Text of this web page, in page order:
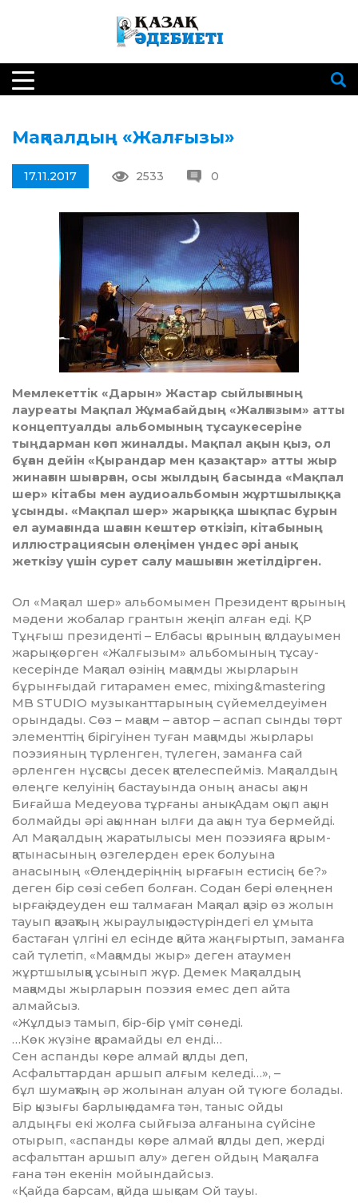
Мақпалдың «Жалғызы»
17.11.2017 2533 0
Мемлекеттік «Дарын» Жастар сыйлығының
лауреаты Мақпал Жұмабайдың «Жалғызым» атты
концептуалды альбомының тұсаукесеріне
тыңдарман көп жиналды. Мақпал ақын қыз, ол
бұған дейін «Қырандар мен қазақтар» атты жыр
жинағын шығарған, осы жылдың басында «Мақпал
шер» кітабы мен аудиоальбомын жұртшылыққа
ұсынды. «Мақпал шер» жарыққа шықпас бұрын
ел аумағында шағын кештер өткізіп, кітабының
иллюстрациясын өлеңімен үндес әрі анық
жеткізу үшін сурет салу машығын жетілдірген.
Ол «Мақпал шер» альбомымен Президент қорының
мәдени жобалар грантын жеңіп алған еді. ҚР
Тұңғыш президенті – Елбасы қорының қолдауымен
жарық көрген «Жалғызым» альбомының тұсау­
кесе­рінде Мақпал өзінің мақамды жырларын
бұрынғыдай гитарамен емес, mixing&mastering
MB STUDIO музыкант­та­рының сүйемелдеуімен
орындады. Сөз – мақам – автор – аспап сынды төрт
эле­менттің бірігуінен туған мақамды жырлары
поэзияның түрленген, түлеген, заманға сай
әрленген нұсқасы десек қателеспейміз. Мақпалдың
өлеңге келуінің бастауында оның анасы ақын
Биғайша Медеуова тұр­ғаны анық. Адам оқып ақын
болмайды әрі ақыннан ылғи да ақын туа бермейді.
Ал Мақпалдың жаратылысы мен поэзияға қа­рым-
қатынасының өзгелерден ерек бо­луы­на
анасының «Өлеңдеріңнің ырғағын ес­ти­сің бе?»
деген бір сөзі себеп болған. Содан бері өлеңнен
ырғақ іздеуден еш тал­маған Мақпал қазір өз жолын
тауып қа­зақ­тың жыраулық дәстүріндегі ел ұмыта
бастаған үлгіні ел есінде қайта жаңғыртып, заманға
сай түлетіп, «Мақамды жыр» деген атаумен
жұртшылыққа ұсынып жүр. Демек Мақпалдың
мақамды жырларын поэзия емес деп айта
алмайсыз.
«Жұлдыз тамып, бір-бір үміт сөнеді.
…Көк жүзіне қарамайды ел енді…
Сен аспанды көре алмай қалды деп,
Асфальттардан аршып алғым келеді…», –
бұл шумақтың әр жолынан алуан ой түюге бо­лады.
Бір қызығы барлық адамға тән, таныс ойды
алдыңғы екі жолға сыйғыза алғанына сүйсіне
отырып, «аспанды көре алмай қалды деп, жерді
асфальттан аршып алу» деген ойдың Мақпалға
ғана тән екенін мойындайсыз.
«Қайда барсам, қайда шықсам Ой тауы.